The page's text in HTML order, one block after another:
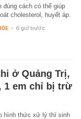
đúng cách có thể giúp
cholesterol, huyết áp.
- 6 giờ trước
ở Quảng Trị,
1 em chỉ bị trừ
hình thức xử lý thí sinh